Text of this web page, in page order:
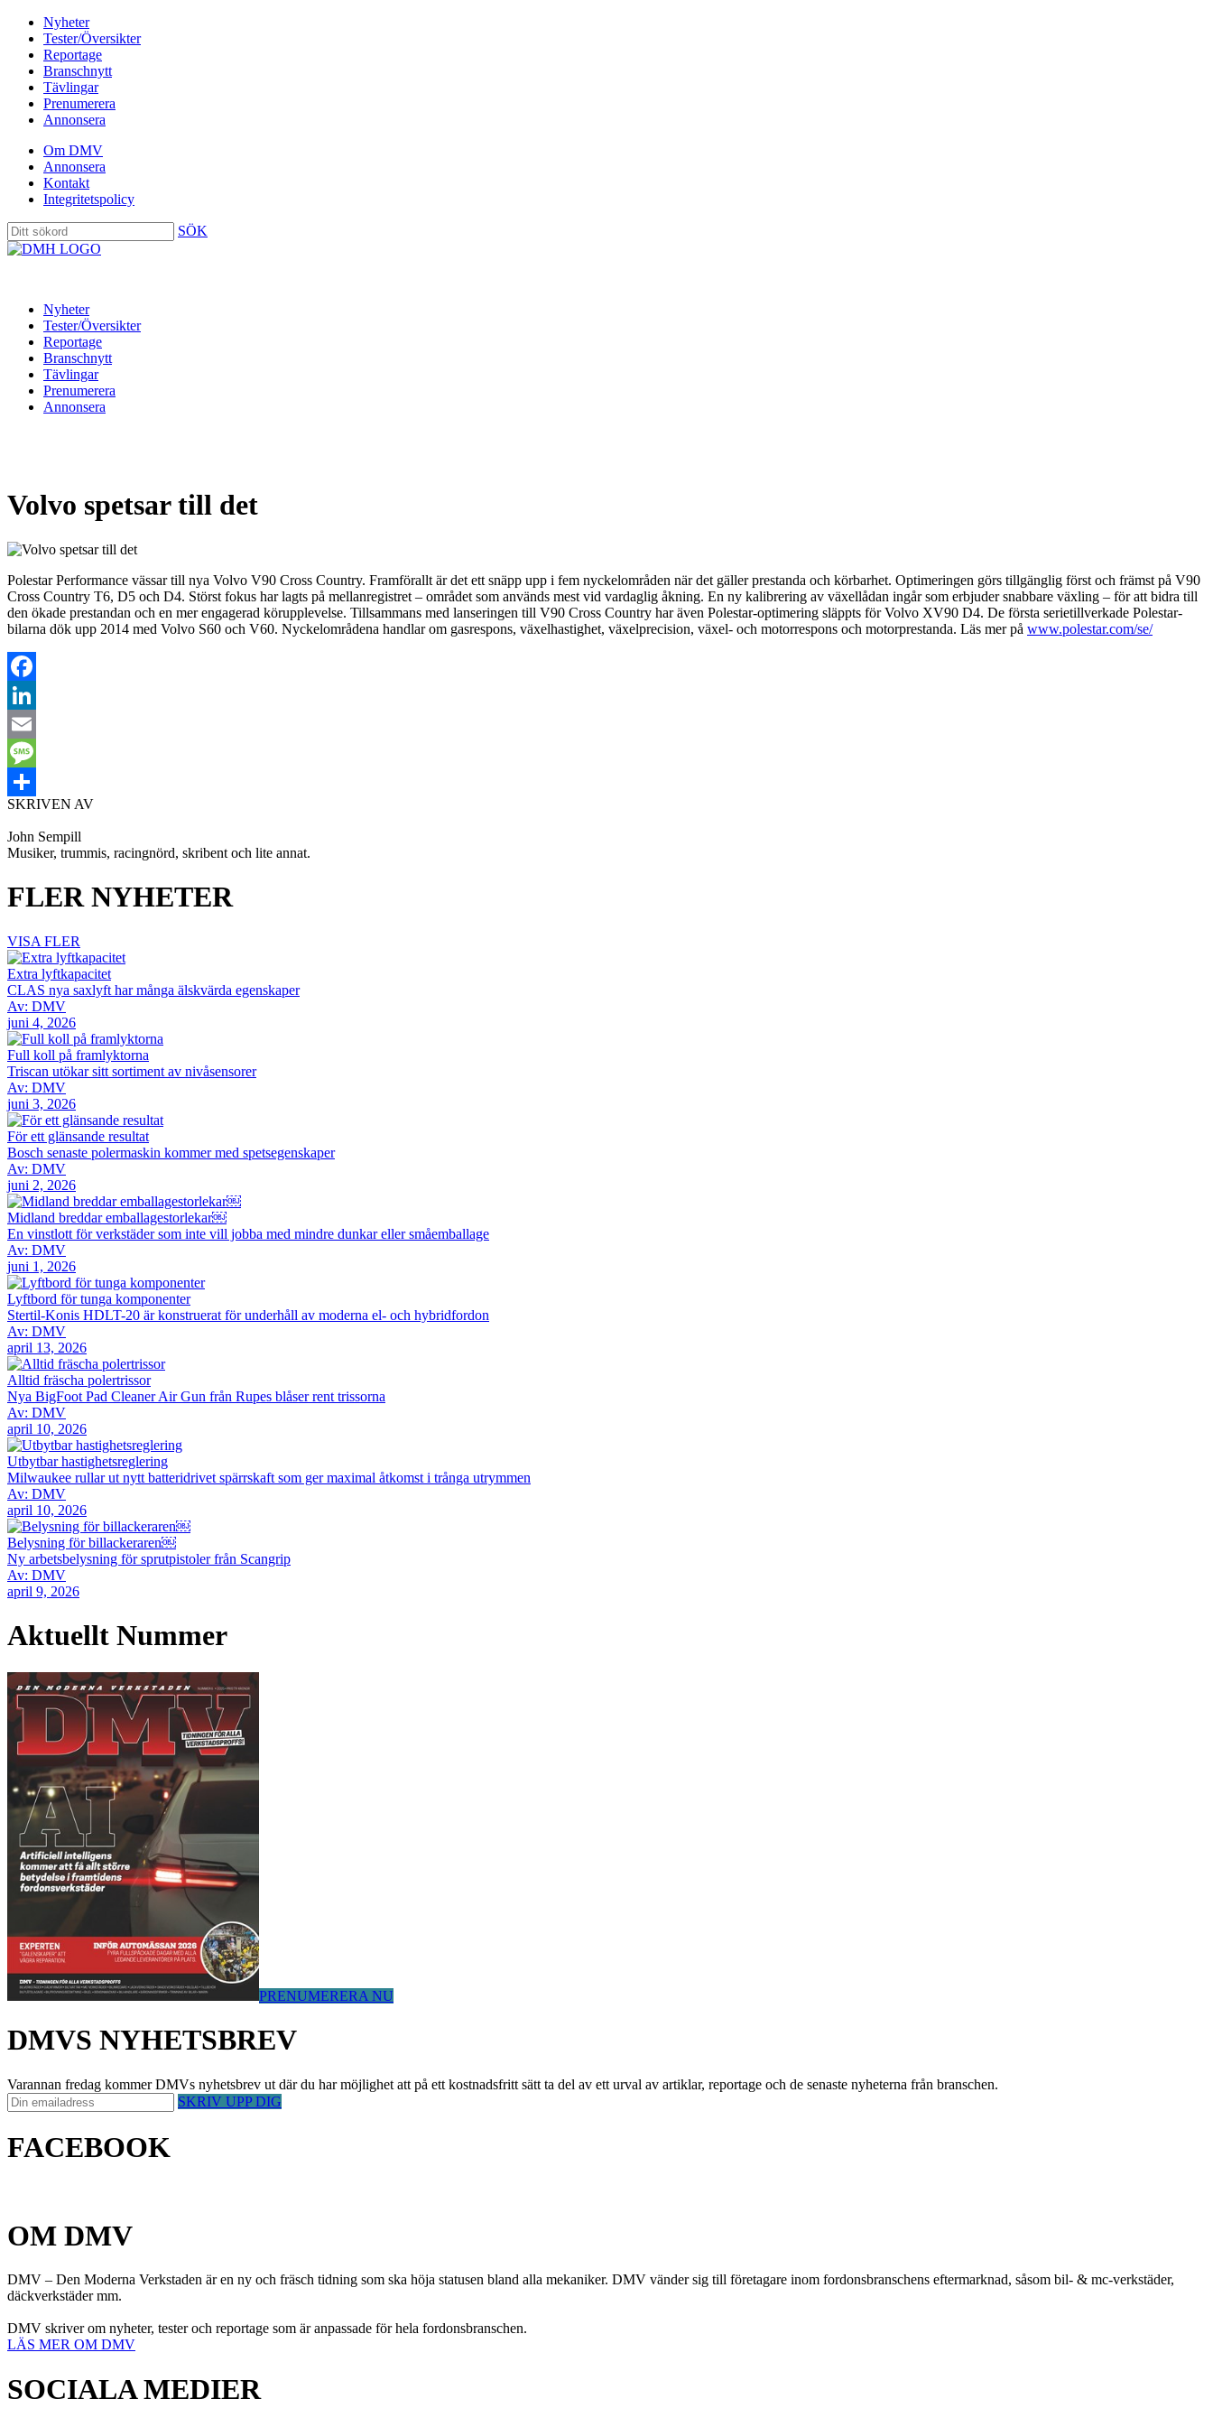
Nyheter
Tester/Översikter
Reportage
Branschnytt
Tävlingar
Prenumerera
Annonsera
Om DMV
Annonsera
Kontakt
Integritetspolicy
SÖK
Nyheter
Tester/Översikter
Reportage
Branschnytt
Tävlingar
Prenumerera
Annonsera
Volvo spetsar till det
Polestar Performance vässar till nya Volvo V90 Cross Country. Framförallt är det ett snäpp upp i fem nyckelområden när det gäller prestanda och körbarhet. Optimeringen görs tillgänglig först och främst på V90
Cross Country T6, D5 och D4. Störst fokus har lagts på mellanregistret – området som används mest vid vardaglig åkning. En ny kalibrering av växellådan ingår som erbjuder snabbare växling – för att bidra till
den ökade prestandan och en mer engagerad körupplevelse. Tillsammans med lanseringen till V90 Cross Country har även Polestar-optimering släppts för Volvo XV90 D4. De första serietillverkade Polestar-
bilarna dök upp 2014 med Volvo S60 och V60. Nyckelområdena handlar om gasrespons, växelhastighet, växelprecision, växel- och motorrespons och motorprestanda. Läs mer på www.polestar.com/se/
Facebook
LinkedIn
Email
Message
Dela
SKRIVEN AV
John Sempill
Musiker, trummis, racingnörd, skribent och lite annat.
FLER NYHETER
VISA FLER
Extra lyftkapacitet
CLAS nya saxlyft har många älskvärda egenskaper
Av: DMV
juni 4, 2026
Full koll på framlyktorna
Triscan utökar sitt sortiment av nivåsensorer
Av: DMV
juni 3, 2026
För ett glänsande resultat
Bosch senaste polermaskin kommer med spetsegenskaper
Av: DMV
juni 2, 2026
Midland breddar emballagestorlekar￼
En vinstlott för verkstäder som inte vill jobba med mindre dunkar eller småemballage
Av: DMV
juni 1, 2026
Lyftbord för tunga komponenter
Stertil-Konis HDLT-20 är konstruerat för underhåll av moderna el- och hybridfordon
Av: DMV
april 13, 2026
Alltid fräscha polertrissor
Nya BigFoot Pad Cleaner Air Gun från Rupes blåser rent trissorna
Av: DMV
april 10, 2026
Utbytbar hastighetsreglering
Milwaukee rullar ut nytt batteridrivet spärrskaft som ger maximal åtkomst i trånga utrymmen
Av: DMV
april 10, 2026
Belysning för billackeraren￼
Ny arbetsbelysning för sprutpistoler från Scangrip
Av: DMV
april 9, 2026
Aktuellt Nummer
PRENUMERERA NU
DMVS NYHETSBREV
Varannan fredag kommer DMVs nyhetsbrev ut där du har möjlighet att på ett kostnadsfritt sätt ta del av ett urval av artiklar, reportage och de senaste nyheterna från branschen.
SKRIV UPP DIG
FACEBOOK
OM DMV
DMV – Den Moderna Verkstaden är en ny och fräsch tidning som ska höja statusen bland alla mekaniker. DMV vänder sig till företagare inom fordonsbranschens eftermarknad, såsom bil- & mc-verkstäder,
däckverkstäder mm.
DMV skriver om nyheter, tester och reportage som är anpassade för hela fordonsbranschen.
LÄS MER OM DMV
SOCIALA MEDIER